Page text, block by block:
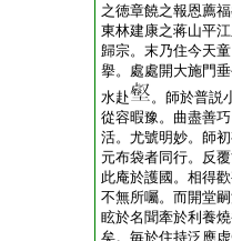
之徳章饒之報恩薦
東林建康之蒋山平
歸宗。末乃住今天
擧。處處開大施門
水赴
。師於普説
從容暇豫。曲盡善
活。尤號明妙。師
元布袋者同行。反
此庵於護國。相得
不無所囑。而開堂
眩於名聞牽於利養
矣。毎於住持泛應